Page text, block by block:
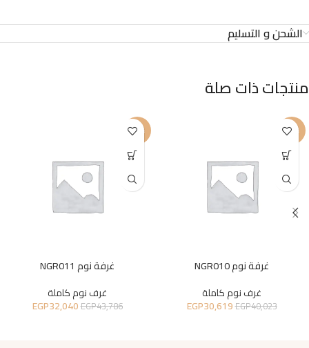
الشحن و التسليم
منتجات ذات صلة
-23%
غرفة نوم NGR010
غرف نوم كاملة
EGP40,023
EGP30,619
-27%
غرفة نوم NGR011
غرف نوم كاملة
EGP43,786
EGP32,040